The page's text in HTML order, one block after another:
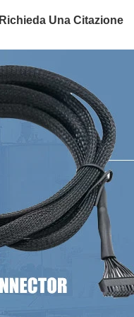
Richieda Una Citazione